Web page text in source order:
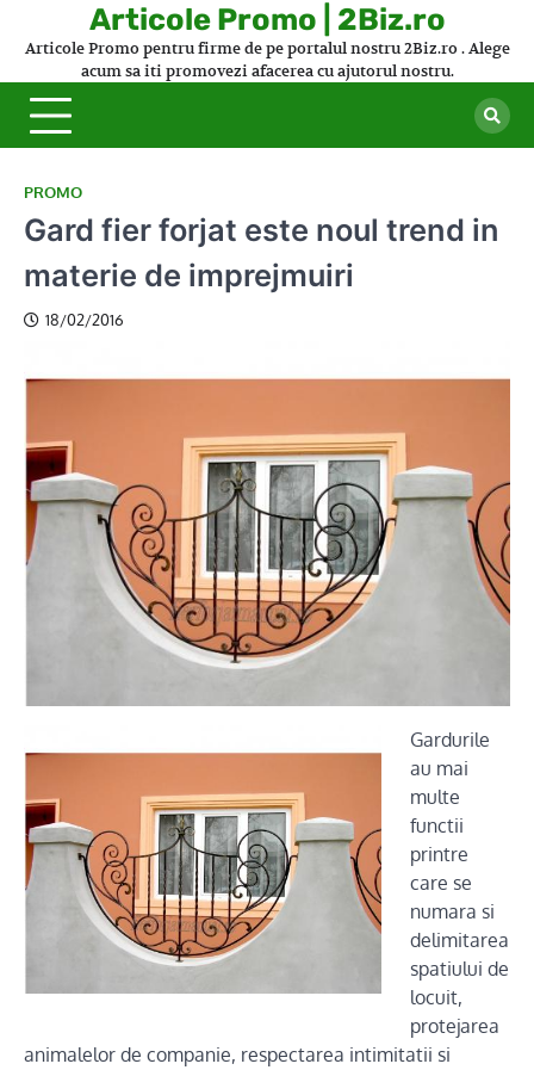
Articole Promo | 2Biz.ro
Articole Promo pentru firme de pe portalul nostru 2Biz.ro . Alege
acum sa iti promovezi afacerea cu ajutorul nostru.
PROMO
Gard fier forjat este noul trend in
materie de imprejmuiri
18/02/2016
Gardurile
au mai
multe
functii
printre
care se
numara si
delimitarea
spatiului de
locuit,
protejarea
animalelor de companie, respectarea intimitatii si